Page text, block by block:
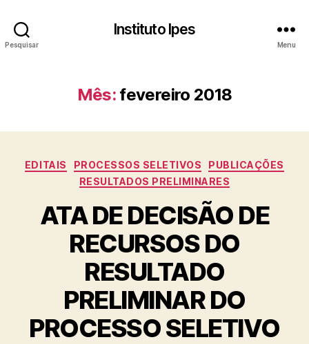
Pesquisar
Instituto Ipes
Menu
Mês: fevereiro 2018
Categorias
EDITAIS PROCESSOS SELETIVOS
PUBLICAÇÕES
RESULTADOS PRELIMINARES
ATA DE DECISÃO DE
RECURSOS DO
RESULTADO
PRELIMINAR DO
PROCESSO SELETIVO